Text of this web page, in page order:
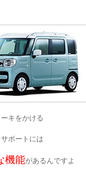
キをかける
ポートには
機能があるんですよ